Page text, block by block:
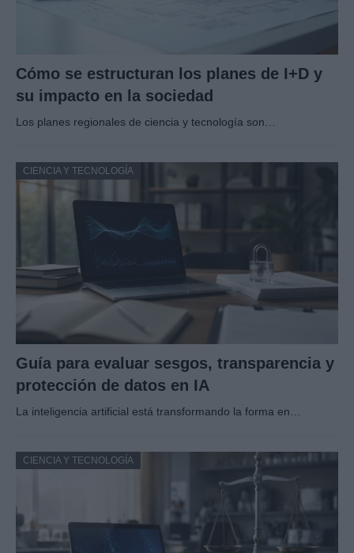
Cómo se estructuran los planes de I+D y
su impacto en la sociedad
Los planes regionales de ciencia y tecnología son…
CIENCIA Y TECNOLOGÍA
Guía para evaluar sesgos, transparencia y
protección de datos en IA
La inteligencia artificial está transformando la forma en…
CIENCIA Y TECNOLOGÍA